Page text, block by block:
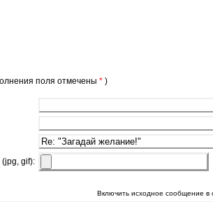
поля отмечены * )
gif):
Включить исходное сообщение в